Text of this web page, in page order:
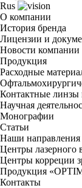
Rus
О компании
История бренда
Лицензии и
Новости компании
Продукция
Расходные
Контактные линзы
Научная
Монографии
Статьи
Наши направления
Центры лазерного
Центры корреции
Продукция
Контакты